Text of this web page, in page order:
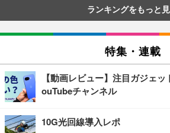
ランキングをもっと
特集・連載
【動画レビュー】注目ガジェ
ouTubeチャンネル
10G光回線導入レポ